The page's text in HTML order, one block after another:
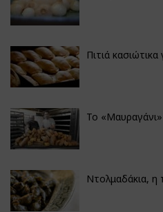
Πιτιά
Το
Ντολμαδάκια, η